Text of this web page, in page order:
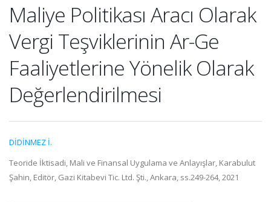
Maliye Politikası Aracı Olarak
Vergi Teşviklerinin Ar-Ge
Faaliyetlerine Yönelik Olarak
Değerlendirilmesi
DİDİNMEZ İ.
Teoride İktisadi, Mali ve Finansal Uygulama ve Anlayışlar, Karabulut
Şahin, Editör, Gazi Kitabevi Tic. Ltd. Şti., Ankara, ss.249-264, 2021